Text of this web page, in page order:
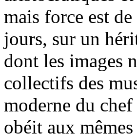
mais force est
jours, sur un
dont les images
collectifs des
moderne du
obéit aux